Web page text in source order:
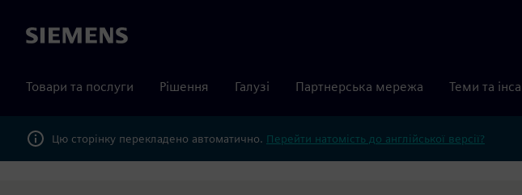
Siemens
Товари та послуги Рішення Галузі Партнерська мережа Теми та
Цю сторінку перекладено автоматично. Перейти натомість до англійської версії?